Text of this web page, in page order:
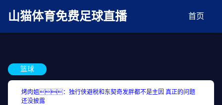
AV在线无码麻豆
山猫体育免费足球直播 首页
篮球
烤肉姐：独行侠避税和东契奇发胖都不是主因 真正的问题
还没披露